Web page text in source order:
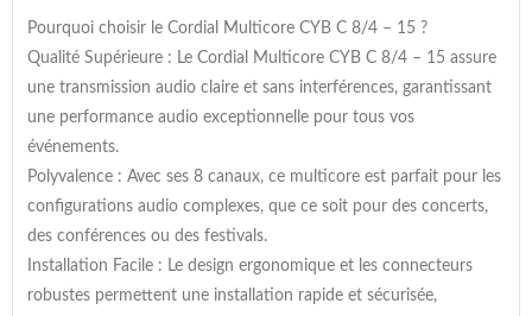
Pourquoi choisir le Cordial Multicore CYB C 8/4 – 15 ?
Qualité Supérieure : Le Cordial Multicore CYB C 8/4 – 15 assure
une transmission audio claire et sans interférences, garantissant
une performance audio exceptionnelle pour tous vos
événements.
Polyvalence : Avec ses 8 canaux, ce multicore est parfait pour les
configurations audio complexes, que ce soit pour des concerts,
des conférences ou des festivals.
Installation Facile : Le design ergonomique et les connecteurs
robustes permettent une installation rapide et sécurisée,